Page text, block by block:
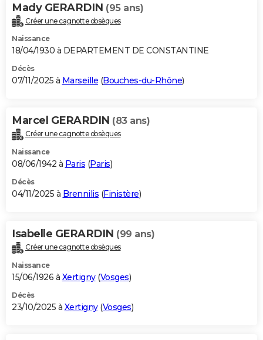
Mady GERARDIN (95 ans)
Créer une cagnotte obsèques
Naissance
18/04/1930 à DEPARTEMENT DE CONSTANTINE
Décès
07/11/2025 à Marseille (Bouches-du-Rhône)
Marcel GERARDIN (83 ans)
Créer une cagnotte obsèques
Naissance
08/06/1942 à Paris (Paris)
Décès
04/11/2025 à Brennilis (Finistère)
Isabelle GERARDIN (99 ans)
Créer une cagnotte obsèques
Naissance
15/06/1926 à Xertigny(Vosges)
Décès
23/10/2025 à Xertigny(Vosges)